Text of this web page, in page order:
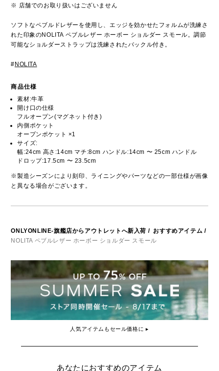
※ 店舗でのお取り扱いはございません
ソフトなペブルドレザーを使用し、エッジを効かせたフォルムが洗練さ
れた印象のNOLITA ペブルレザー ホーボー ショルダー スモール。調節
可能なショルダーストラップは洗練されたバックル付き。
# NOLITA
商品仕様
素材:牛革
開け口の仕様
フルオープン(マグネット付き)
内側ポケット
オープンポケット ×1
サイズ:
幅:24cm 高さ:14cm マチ:8cm ハンドル:14cm 〜 25cm ハンドル
ドロップ:17.5cm 〜 23.5cm
※製造シーズンにより刻印、ライニングやパーツなどの一部仕様が画像
と異なる場合がございます。
ONLYONLINE-旗艦店からアウトレットへ新入荷 / おすすめアイテム /
NOLITA ペブルレザー ホーボー ショルダー スモール
人気アイテムもセール価格に ▸
あなたにおすすめのアイテム